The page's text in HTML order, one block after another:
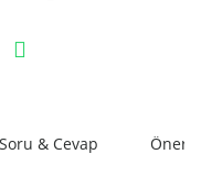
Soru & Cevap